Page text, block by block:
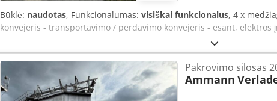
Būklė: naudotas, Funkcionalumas: visiškai funkcionalus, 4 x
konvejeris - transportavimo / perdavimo konvejeris - esant, elektros
Pakrovimo silosas
Ammann